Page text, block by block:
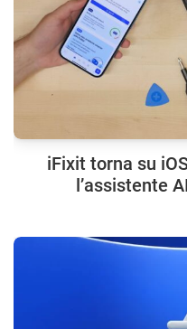
iFixit torna su
l’assistente